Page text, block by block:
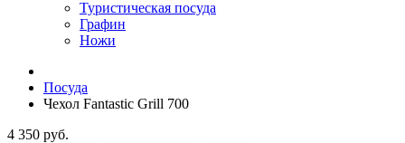
Туристическая посуда
Графин
Ножи
Посуда
Чехол Fantastic Grill 700
4 350 руб.